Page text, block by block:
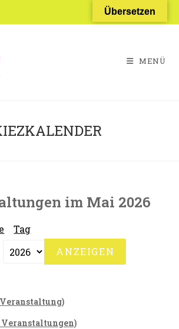
MENÜ
im Mai 2026
Tag
Veranstaltung)
Veranstaltungen)
Übersetzen